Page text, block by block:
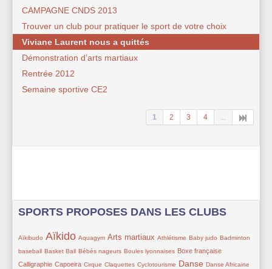
CAMPAGNE CNDS 2013
Trouver un club pour pratiquer le sport de votre choix
Viviane Laurent nous a quittés
Démonstration d’arts martiaux
Rentrée 2012
Semaine sportive CE2
1 2 3 4
SPORTS PROPOSES DANS LES CLUBS
41/259
Aïkibudo
186/259Aïkido
31/259 Aquagym
101/259 Arts martiaux
39/259 Athlétisme
37/259 Baby judo
49/259 Badminton
41/259
baseball
49/259Basket Ball
11/259 Bébés nageurs
39/259 Boules lyonnaises
57/259 Boxe française
70/259
Calligraphie
58/259 Capoeira
31/259 Cirque
10/259 Claquettes
23/259 Cyclotourisme
132/259 Danse
21/259 Danse Africaine
11/259